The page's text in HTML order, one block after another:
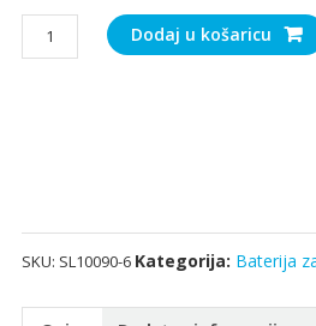
Baterija
za
Dodaj u košaricu
SKU: SL10090-6 Kategorija: Baterija